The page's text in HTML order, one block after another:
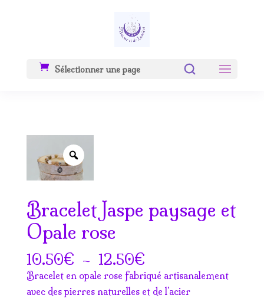
Sélectionner une page
Zoom
Bracelet Jaspe paysage et
Opale rose
10.50€ – 12.50€Plage
de
prix :
Bracelet en opale rose fabriqué artisanalement
avec des pierres naturelles et de l’acier